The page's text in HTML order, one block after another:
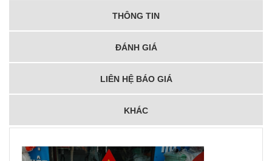
THÔNG TIN
ĐÁNH GIÁ
LIÊN HỆ BÁO GIÁ
KHÁC